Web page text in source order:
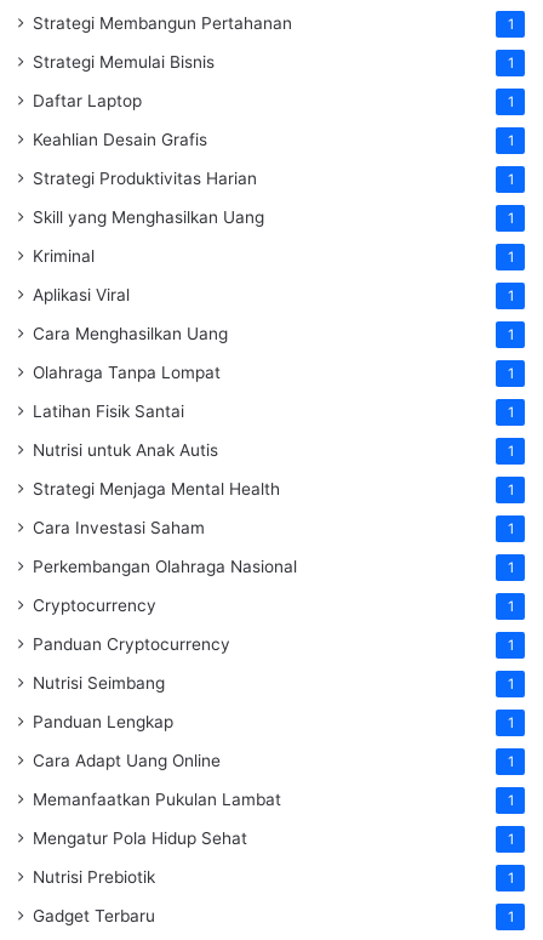
Strategi Membangun Pertahanan 1
Strategi Memulai Bisnis 1
Daftar Laptop 1
Keahlian Desain Grafis 1
Strategi Produktivitas Harian 1
Skill yang Menghasilkan Uang 1
Kriminal 1
Aplikasi Viral 1
Cara Menghasilkan Uang 1
Olahraga Tanpa Lompat 1
Latihan Fisik Santai 1
Nutrisi untuk Anak Autis 1
Strategi Menjaga Mental Health 1
Cara Investasi Saham 1
Perkembangan Olahraga Nasional 1
Cryptocurrency 1
Panduan Cryptocurrency 1
Nutrisi Seimbang 1
Panduan Lengkap 1
Cara Adapt Uang Online 1
Memanfaatkan Pukulan Lambat 1
Mengatur Pola Hidup Sehat 1
Nutrisi Prebiotik 1
Gadget Terbaru 1